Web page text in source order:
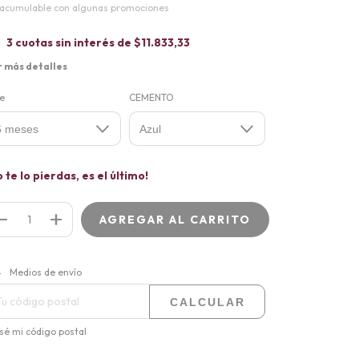
con algunas promociones
3 cuotas sin interés de $11.833,33
más detalles
CEMENTO
te lo pierdas, es el último!
para el CP:
Medios de envío
CALCULAR
mi código postal